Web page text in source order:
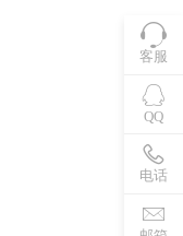
客服
QQ
电话